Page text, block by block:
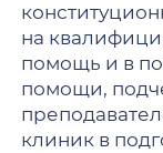
на
помощь и в
помощи,
клиник в